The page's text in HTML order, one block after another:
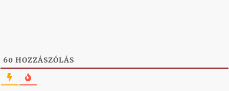
60 HOZZÁSZÓLÁS